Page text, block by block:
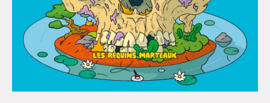
Tournée "Vulva Viking" : Elizabeth
Pich à Paris et Vincennes !
Dédicace de Gwénola Carrère à
Bruxelles